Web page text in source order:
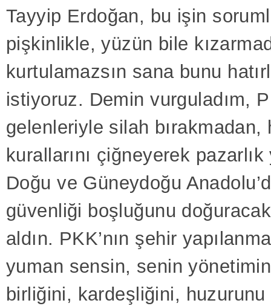
Tayyip Erdoğan, bu işin
pişkinlikle, yüzün bile
kurtulamazsın sana bunu
istiyoruz. Demin vurguladım,
gelenleriyle silah bırakmadan,
kurallarını çiğneyerek
Doğu ve Güneydoğu
güvenliği boşluğunu
aldın. PKK’nın şehir
yuman sensin, senin
birliğini, kardeşliğini,